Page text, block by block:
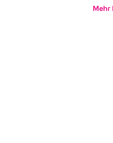
Mehr